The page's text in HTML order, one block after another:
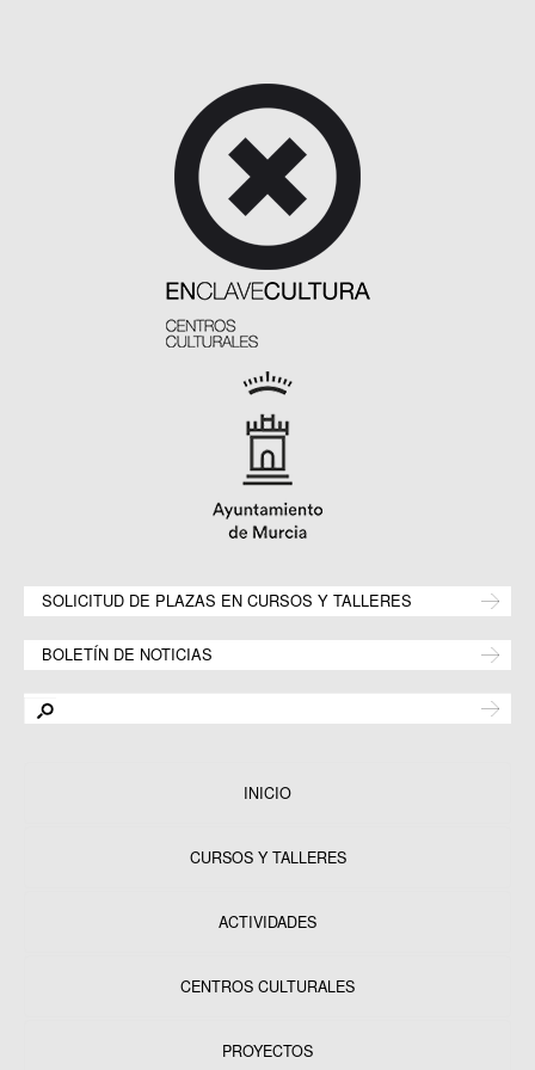
SOLICITUD DE PLAZAS EN CURSOS Y TALLERES
BOLETÍN DE NOTICIAS
INICIO
CURSOS Y TALLERES
ACTIVIDADES
CENTROS CULTURALES
PROYECTOS